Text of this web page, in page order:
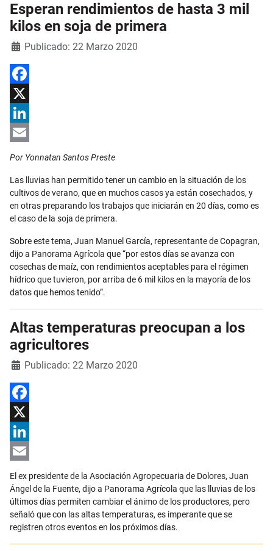
Esperan rendimientos de hasta 3 mil
kilos en soja de primera
DetallesPublicado: 22 Marzo 2020
Facebook
X
LinkedIn
Por Yonnatan Santos Preste
Las lluvias han permitido tener un cambio en la situación de los
cultivos de verano, que en muchos casos ya están cosechados, y
en otras preparando los trabajos que iniciarán en 20 días, como es
el caso de la soja de primera.
Sobre este tema, Juan Manuel García, representante de Copagran,
dijo a Panorama Agrícola que “por estos días se avanza con
cosechas de maíz, con rendimientos aceptables para el régimen
hídrico que tuvieron, por arriba de 6 mil kilos en la mayoría de los
datos que hemos tenido”.
Altas temperaturas preocupan a los
agricultores
DetallesPublicado: 22 Marzo 2020
Facebook
X
LinkedIn
Email
El ex presidente de la Asociación Agropecuaria de Dolores, Juan
Ángel de la Fuente, dijo a Panorama Agrícola que las lluvias de los
últimos días permiten cambiar el ánimo de los productores, pero
señaló que con las altas temperaturas, es imperante que se
registren otros eventos en los próximos días.